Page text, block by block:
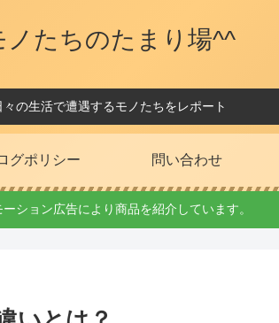
ノたちのたまり場^^
々の生活で遭遇するモノたちをレポート
グポリシー 問い合わせ
ーション広告により商品を紹介しています。